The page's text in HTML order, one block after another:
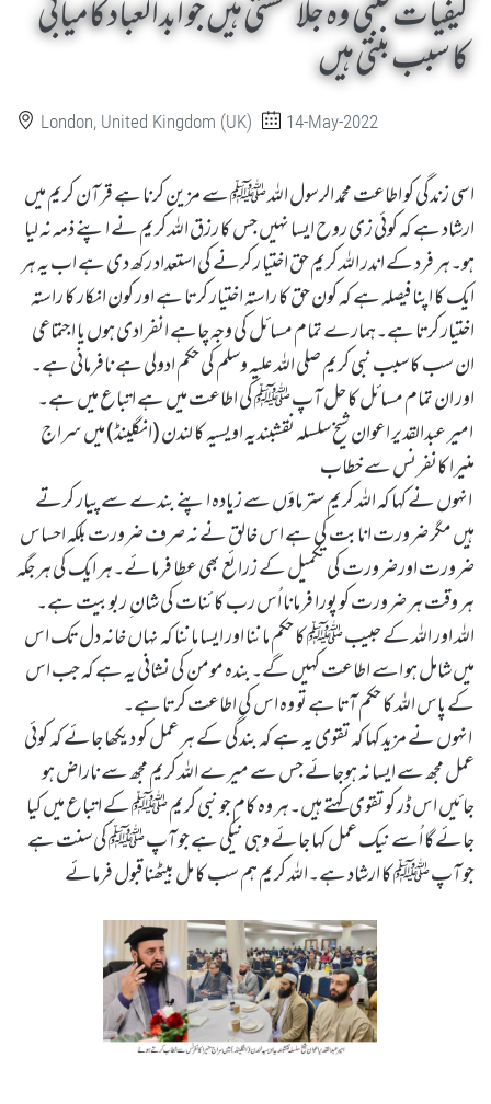
کیفیات قلبی وہ جلا بخشتی ہیں جو ابدالعباد کامیابی
کا سبب بنتی ہیں
London, United Kingdom (UK) 14-May-2022
اسی زندگی کو اطاعت محمد الرسول اللہ ﷺ سے مزین کرنا ہے قرآن کریم میں
ارشاد ہے کہ کوئی زی روح ایسا نہیں جس کا رزق اللہ کریم نے اپنے ذمہ نہ لیا
ہو۔ہر فرد کے اندر اللہ کریم حق اختیا ر کرنے کی استعداد رکھ دی ہے اب یہ ہر
ایک کا اپنا فیصلہ ہے کہ کون حق کا راستہ اختیار کرتا ہے اور کون انکار کا راستہ
اختیار کرتا ہے۔ہمارے تمام مسائل کی وجہ چاہے انفرادی ہوں یا اجتماعی
ان سب کا سبب نبی کریم صلی اللہ علیہ وسلم کی حکم ادولی ہے نافرمانی ہے۔
اور ان تمام مسائل کا حل آپ ﷺ کی اطاعت میں ہے اتباع میں ہے۔
امیر عبدالقدیر اعوان شیخ سلسلہ نقشبندیہ اویسیہ کا لندن (انگلینڈ) میں سراج
منیرا کانفرنس سے خطاب
انہوں نے کہا کہ اللہ کریم ستر ماؤں سے زیادہ اپنے بندے سے پیار کرتے
ہیں مگر ضرورت انابت کی ہے اس خالق نے نہ صرف ضرورت بلکہ احساس
ضرورت اورضرورت کی تکمیل کے زرائع بھی عطا فرمائے۔ہر ایک کی ہر جگہ
ہر وقت ہر ضرورت کو پورا فرمانا اُس رب کائنات کی شان ِ ربوبیت ہے۔
اللہ اور اللہ کے حبیب ﷺ کا حکم ماننا اور ایسا ماننا کہ نہاں خانہ دل تک اس
میں شامل ہو اسے اطاعت کہیں گے۔بندہ مومن کی نشانی یہ ہے کہ جب اس
کے پاس اللہ کا حکم آتا ہے تو وہ اس کی اطاعت کرتا ہے۔
انہوں نے مزید کہا کہ تقوی یہ ہے کہ بندگی کے ہر عمل کو دیکھا جائے کہ کوئی
عمل مجھ سے ایسا نہ ہوجائے جس سے میرے اللہ کریم مجھ سے ناراض ہو
جائیں اس ڈر کو تقوی کہتے ہیں۔ہر وہ کام جو نبی کریم ﷺ کے اتباع میں کیا
جائے گا اُسے نیک عمل کہا جائے وہی نیکی ہے جو آپ ﷺ کی سنت ہے
جو آپ ﷺ کا ارشاد ہے۔اللہ کریم ہم سب کا مل بیٹھنا قبول فرمائے